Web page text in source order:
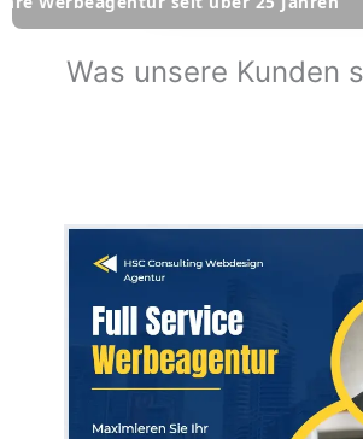
Was unsere Kunden